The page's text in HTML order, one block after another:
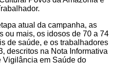
atual da campanha, as
ou mais, os idosos de 70 a 74
de saúde, e os trabalhadores
descritos na Nota Informativa
Vigilância em Saúde do